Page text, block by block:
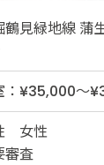
鶴見緑地線 蒲
：¥35,000～
女性
査